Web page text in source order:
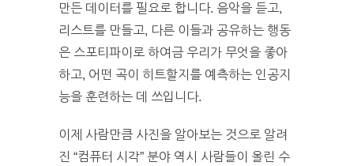
만든 데이터를 필요로 합니다. 음악을 듣고,
리스트를 만들고, 다른 이들과 공유하는 행동
은 스포티파이로 하여금 우리가 무엇을 좋아
하고, 어떤 곡이 히트할지를 예측하는 인공지
능을 훈련하는 데 쓰입니다.
이제 사람만큼 사진을 알아보는 것으로 알려
진 “컴퓨터 시각” 분야 역시 사람들이 올린 수